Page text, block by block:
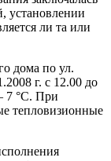
установлении
ли та или
дома по ул.
г. с 12.00 до
7 °С. При
тепловизионные